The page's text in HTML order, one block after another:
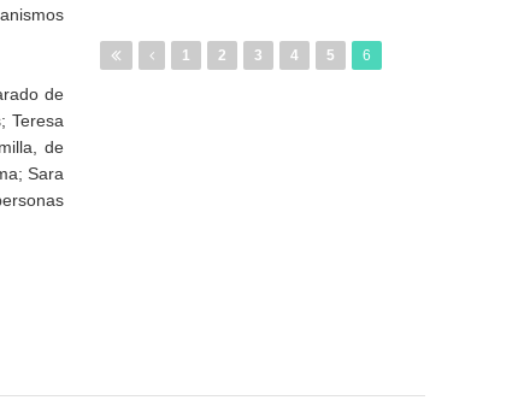
de
Teresa
de
Sara
1 2 3 4 5 6